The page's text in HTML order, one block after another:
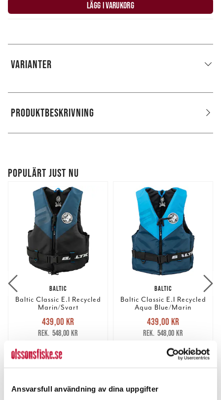
Ansvarsfull användning av dina uppgifter
LÄGG I VARUKORG
VARIANTER
PRODUKTBESKRIVNING
POPULÄRT JUST NU
BALTIC
Baltic Classic E.I Recycled
Marin/Svart
Nuvarande pris
439,00 krTidigare pris
548,00 kr
439,00 kr
548,00 kr
BALTIC
Baltic Classic E.I Recycled
Aqua Blue/Marin
Nuvarande pris
439,00 krTidigare pris
548,00 kr
439,00 kr
548,00 kr